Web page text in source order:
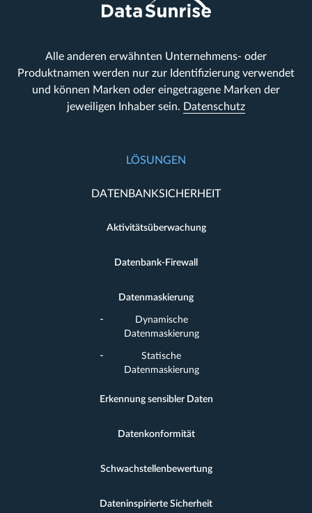
Alle anderen erwähnten Unternehmens- oder
Produktnamen werden nur zur Identifizierung verwendet
und können Marken oder eingetragene Marken der
jeweiligen Inhaber sein. Datenschutz
LÖSUNGEN
DATENBANKSICHERHEIT
Aktivitätsüberwachung
Datenbank-Firewall
Datenmaskierung
Dynamische
Datenmaskierung
Statische
Datenmaskierung
Erkennung sensibler Daten
Datenkonformität
Schwachstellenbewertung
Dateninspirierte Sicherheit